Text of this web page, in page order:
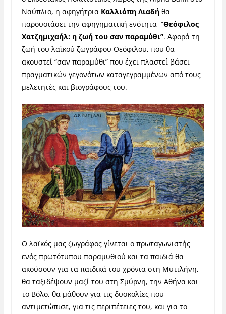
Ναύπλιο, η αφηγήτρια Καλλιόπη Λιαδήθα
παρουσιάσει την αφηγηματική ενότητα “Θεόφιλος
Χατζημιχαήλ: η ζωή του σαν παραμύθι”. Αφορά τη
ζωή του λαϊκού ζωγράφου Θεόφιλου, που θα
ακουστεί “σαν παραμύθι” που έχει πλαστεί βάσει
πραγματικών γεγονότων καταγεγραμμένων από τους
μελετητές και βιογράφους του.
Ο λαϊκός μας ζωγράφος γίνεται ο πρωταγωνιστής
ενός πρωτότυπου παραμυθιού και τα παιδιά θα
ακούσουν για τα παιδικά του χρόνια στη Μυτιλήνη,
θα ταξιδέψουν μαζί του στη Σμύρνη, την Αθήνα και
το Βόλο, θα μάθουν για τις δυσκολίες που
αντιμετώπισε, για τις περιπέτειες του, και για το